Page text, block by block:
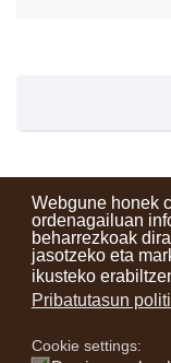
Webgune honek
ordenagailuan
beharrezkoak
jasotzeko eta
ikusteko
Pribatutasun
Cookie settings:
Kontaktuak